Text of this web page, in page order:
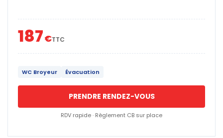
187€TTC
WC Broyeur Évacuation
PRENDRE RENDEZ-VOUS
RDV rapide · Règlement CB sur place